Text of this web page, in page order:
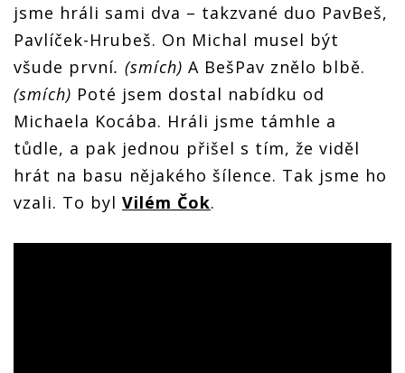
jsme hráli sami dva – takzvané duo PavBeš,
Pavlíček-Hrubeš. On Michal musel být
všude první. (smích) A BešPav znělo blbě.
(smích) Poté jsem dostal nabídku od
Michaela Kocába. Hráli jsme támhle a
tůdle, a pak jednou přišel s tím, že viděl
hrát na basu nějakého šílence. Tak jsme ho
vzali. To byl Vilém Čok.